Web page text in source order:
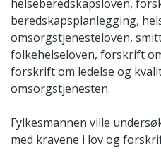
helseberedskapsloven,
beredskapsplanlegging,
omsorgstjenesteloven,
folkehelseloven, forskrift
forskrift om ledelse og
omsorgstjenesten.
Fylkesmannen ville
med kravene i lov og